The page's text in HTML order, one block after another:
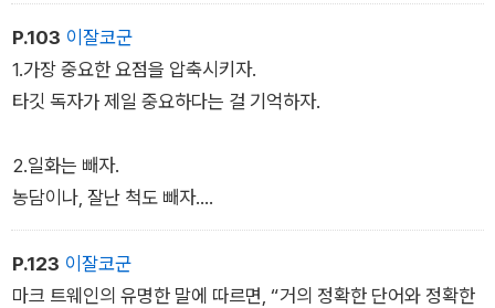
P.103 이잘코군
1.가장 중요한 요점을 압축시키자.
타깃 독자가 제일 중요하다는 걸 기억하자.
2.일화는 빼자.
농담이나, 잘난 척도 빼자.
3.한 문장 제한을 지키자.
그러고 나서 글을 써라.
P.123 이잘코군
마크 트웨인의 유명한 말에 따르면, “거의 정확한 단어와 정확한